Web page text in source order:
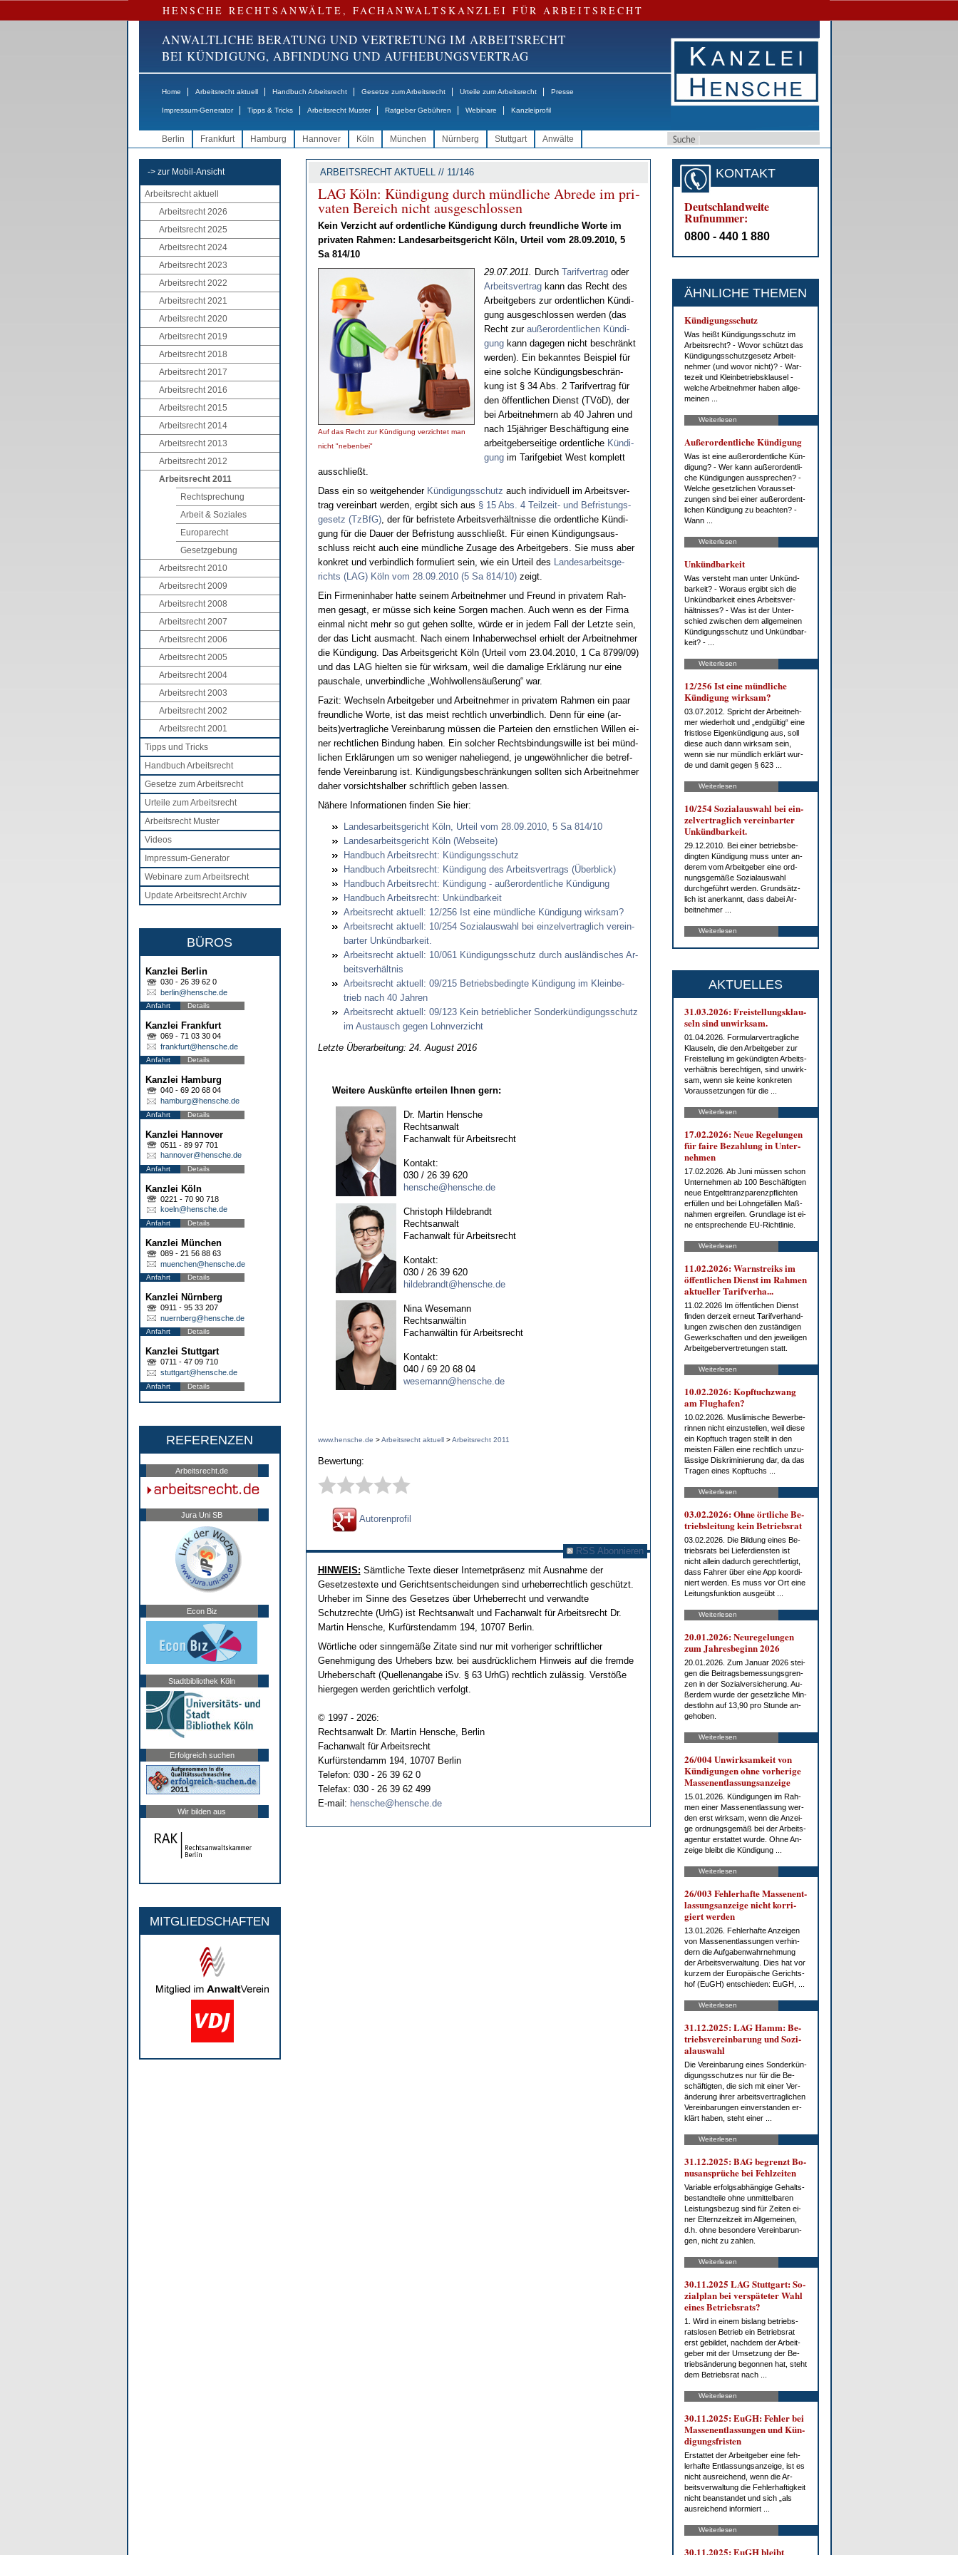
HENSCHE RECHTSANWÄLTE, FACHANWALTSKANZLEI FÜR ARBEITSRECHT
ANWALTLICHE BERATUNG UND VERTRETUNG IM ARBEITSRECHT
BEI KÜNDIGUNG, ABFINDUNG UND AUFHEBUNGSVERTRAG
Home Arbeitsrecht aktuell Handbuch Arbeitsrecht Gesetze zum Arbeitsrecht Urteile zum Arbeitsrecht Presse
Impressum-Generator Tipps & Tricks Arbeitsrecht Muster Ratgeber Gebühren Webinare Kanzleiprofil
Berlin Frankfurt Hamburg Hannover Köln München Nürnberg Stuttgart Anwälte
-> zur Mobil-Ansicht
Arbeitsrecht aktuell
Arbeitsrecht 2026
Arbeitsrecht 2025
Arbeitsrecht 2024
Arbeitsrecht 2023
Arbeitsrecht 2022
Arbeitsrecht 2021
Arbeitsrecht 2020
Arbeitsrecht 2019
Arbeitsrecht 2018
Arbeitsrecht 2017
Arbeitsrecht 2016
Arbeitsrecht 2015
Arbeitsrecht 2014
Arbeitsrecht 2013
Arbeitsrecht 2012
Arbeitsrecht 2011
Rechtsprechung
Arbeit & Soziales
Europarecht
Gesetzgebung
Arbeitsrecht 2010
Arbeitsrecht 2009
Arbeitsrecht 2008
Arbeitsrecht 2007
Arbeitsrecht 2006
Arbeitsrecht 2005
Arbeitsrecht 2004
Arbeitsrecht 2003
Arbeitsrecht 2002
Arbeitsrecht 2001
Tipps und Tricks
Handbuch Arbeitsrecht
Gesetze zum Arbeitsrecht
Urteile zum Arbeitsrecht
Arbeitsrecht Muster
Videos
Impressum-Generator
Webinare zum Arbeitsrecht
Update Arbeitsrecht Archiv
BÜROS
Kanzlei Berlin
030 - 26 39 62 0
berlin@hensche.de
Anfahrt Details
Kanzlei Frankfurt
069 - 71 03 30 04
frankfurt@hensche.de
Anfahrt Details
Kanzlei Hamburg
040 - 69 20 68 04
hamburg@hensche.de
Anfahrt Details
Kanzlei Hannover
0511 - 89 97 701
hannover@hensche.de
Anfahrt Details
Kanzlei Köln
0221 - 70 90 718
koeln@hensche.de
Anfahrt Details
Kanzlei München
089 - 21 56 88 63
muenchen@hensche.de
Anfahrt Details
Kanzlei Nürnberg
0911 - 95 33 207
nuernberg@hensche.de
Anfahrt Details
Kanzlei Stuttgart
0711 - 47 09 710
stuttgart@hensche.de
Anfahrt Details
REFERENZEN
Arbeitsrecht.de
Jura Uni SB
Econ Biz
Stadtbibliothek Köln
Erfolgreich suchen
Wir bilden aus
MITGLIEDSCHAFTEN
ARBEITSRECHT AKTUELL // 11/146
LAG Köln: Kün­di­gung durch münd­li­che Ab­re­de im pri­
va­ten Be­reich nicht aus­ge­schlos­sen
Kein Ver­zicht auf or­dent­li­che Kün­di­gung durch freund­li­che Wor­te im
pri­va­ten Rah­men: Lan­des­ar­beits­ge­richt Köln, Ur­teil vom 28.09.2010, 5
Sa 814/10
Auf das Recht zur Kün­di­gung ver­zich­tet man
nicht "ne­ben­bei"
29.07.2011. Durch Ta­rif­ver­tragoder
Ar­beits­ver­tragkann das Recht des
Ar­beit­ge­bers zur or­dent­li­chen Kün­di­
gung aus­ge­schlos­sen wer­den (das
Recht zur au­ßer­or­dent­li­chen Kün­di­
gungkann da­ge­gen nicht be­schränkt
wer­den). Ein be­kann­tes Bei­spiel für
ei­ne sol­che Kün­di­gungs­be­schrän­
kung ist § 34 Abs. 2 Ta­rif­ver­trag für
den öf­fent­li­chen Dienst (TVöD), der
bei Ar­beit­neh­mern ab 40 Jah­ren und
nach 15jähriger Be­schäf­ti­gung ei­ne
ar­beit­ge­ber­sei­ti­ge or­dent­li­che Kün­di­
gungim Ta­rif­ge­biet West kom­plett
aus­schließt.
Dass ein so weit­ge­hen­der Kün­di­gungs­schutz auch in­di­vi­du­ell im Ar­beits­ver­
trag ver­ein­bart wer­den, er­gibt sich aus § 15 Abs. 4 Teil­zeit- und Be­fris­tungs­
ge­setz (Tz­B­fG), der für be­fris­te­te Ar­beits­ver­hält­nis­se die or­dent­li­che Kün­di­
gung für die Dau­er der Be­fris­tung aus­schließt. Für ei­nen Kün­di­gungs­aus­
schluss reicht auch ei­ne münd­li­che Zu­sa­ge des Ar­beit­ge­bers. Sie muss aber
kon­kret und ver­bind­lich for­mu­liert sein, wie ein Ur­teil des Lan­des­ar­beits­ge­
richts (LAG) Köln vom 28.09.2010 (5 Sa 814/10)zeigt.
Ein Fir­men­in­ha­ber hat­te sei­nem Ar­beit­neh­mer und Freund in pri­va­tem Rah­
men ge­sagt, er müs­se sich kei­ne Sor­gen ma­chen. Auch wenn es der Fir­ma
ein­mal nicht mehr so gut ge­hen soll­te, wür­de er in je­dem Fall der Letz­te sein,
der das Licht aus­macht. Nach ei­nem In­ha­ber­wech­sel er­hielt der Ar­beit­neh­mer
die Kün­di­gung. Das Ar­beits­ge­richt Köln (Ur­teil vom 23.04.2010, 1 Ca 8799/09)
und das LAG hiel­ten sie für wirk­sam, weil die da­ma­li­ge Er­klä­rung nur ei­ne
pau­scha­le, un­ver­bind­li­che „Wohl­wol­lens­äu­ße­rung“ war.
Fa­zit: Wech­seln Ar­beit­ge­ber und Ar­beit­neh­mer in pri­va­tem Rah­men ein paar
freund­li­che Wor­te, ist das meist recht­lich un­ver­bind­lich. Denn für ei­ne (ar­
beits)ver­trag­li­che Ver­ein­ba­rung müs­sen die Par­tei­en den ernst­li­chen Wil­len ei­
ner recht­li­chen Bin­dung ha­ben. Ein sol­cher Rechts­bin­dungs­wil­le ist bei münd­
li­chen Er­klä­run­gen um so we­ni­ger na­he­lie­gend, je un­ge­wöhn­li­cher die be­tref­
fen­de Ver­ein­ba­rung ist. Kün­di­gungs­be­schrän­kun­gen soll­ten sich Ar­beit­neh­mer
da­her vor­sichts­hal­ber schrift­lich ge­ben las­sen.
Nä­he­re In­for­ma­tio­nen fin­den Sie hier:
Lan­des­ar­beits­ge­richt Köln, Ur­teil vom 28.09.2010, 5 Sa 814/10
Lan­des­ar­beits­ge­richt Köln (Web­sei­te)
Hand­buch Ar­beits­recht: Kün­di­gungs­schutz
Hand­buch Ar­beits­recht: Kün­di­gung des Ar­beits­ver­trags (Über­blick)
Hand­buch Ar­beits­recht: Kün­di­gung - au­ßer­or­dent­li­che Kün­di­gung
Hand­buch Ar­beits­recht: Un­künd­bar­keit
Ar­beits­recht ak­tu­ell: 12/256 Ist ei­ne münd­li­che Kün­di­gung wirk­sam?
Ar­beits­recht ak­tu­ell: 10/254 So­zi­al­aus­wahl bei ein­zel­ver­trag­lich ver­ein­
bar­ter Un­künd­bar­keit.
Ar­beits­recht ak­tu­ell: 10/061 Kün­di­gungs­schutz durch aus­län­di­sches Ar­
beits­ver­hält­nis
Ar­beits­recht ak­tu­ell: 09/215 Be­triebs­be­ding­te Kün­di­gung im Klein­be­
trieb nach 40 Jah­ren
Ar­beits­recht ak­tu­ell: 09/123 Kein be­trieb­li­cher Son­der­kün­di­gungs­schutz
im Aus­tausch ge­gen Lohn­ver­zicht
Letzte Überarbeitung: 24. August 2016
Weitere Auskünfte erteilen Ihnen gern:
Dr. Martin Hensche
Rechtsanwalt
Fachanwalt für Arbeitsrecht
Kontakt:
030 / 26 39 620
hensche@hensche.de
Christoph Hildebrandt
Rechtsanwalt
Fachanwalt für Arbeitsrecht
Kontakt:
030 / 26 39 620
hildebrandt@hensche.de
Nina Wesemann
Rechtsanwältin
Fachanwältin für Arbeitsrecht
Kontakt:
040 / 69 20 68 04
wesemann@hensche.de
www.hensche.de >Arbeitsrecht aktuell >Arbeitsrecht 2011
Bewertung:
Autorenprofil
RSS Abonnieren
HINWEIS: Sämtliche Texte dieser Internetpräsenz mit Ausnahme der
Gesetzestexte und Gerichtsentscheidungen sind urheberrechtlich geschützt.
Urheber im Sinne des Gesetzes über Urheberrecht und verwandte
Schutzrechte (UrhG) ist Rechtsanwalt und Fachanwalt für Arbeitsrecht Dr.
Martin Hensche, Kurfürstendamm 194, 10707 Berlin.
Wörtliche oder sinngemäße Zitate sind nur mit vorheriger schriftlicher
Genehmigung des Urhebers bzw. bei ausdrücklichem Hinweis auf die fremde
Urheberschaft (Quellenangabe iSv. § 63 UrhG) rechtlich zulässig. Verstöße
hiergegen werden gerichtlich verfolgt.
© 1997 - 2026:
Rechtsanwalt Dr. Martin Hensche, Berlin
Fachanwalt für Arbeitsrecht
Kurfürstendamm 194, 10707 Berlin
Telefon: 030 - 26 39 62 0
Telefax: 030 - 26 39 62 499
E-mail: hensche@hensche.de
KONTAKT
Deutschlandweite
Rufnummer:
0800 - 440 1 880
ÄHNLICHE THEMEN
Kün­di­gungs­schutz
Was heißt Kün­di­gungs­schutz im
Ar­beits­recht? - Wo­vor schützt das
Kün­di­gungs­schutz­ge­setz Ar­beit­
neh­mer (und wo­vor nicht)? - War­
te­zeit und Klein­be­triebs­klau­sel -
wel­che Ar­beit­neh­mer ha­ben all­ge­
mei­nen ...
Weiterlesen
Au­ßer­or­dent­li­che Kün­di­gung
Was ist ei­ne au­ßer­or­dent­li­che Kün­
di­gung? - Wer kann au­ßer­or­dent­li­
che Kün­di­gun­gen aus­spre­chen? -
Wel­che ge­setz­li­chen Vor­aus­set­
zun­gen sind bei ei­ner au­ßer­or­dent­
li­chen Kün­di­gung zu be­ach­ten? -
Wann ...
Weiterlesen
Un­künd­bar­keit
Was ver­steht man un­ter Un­künd­
bar­keit? - Wor­aus er­gibt sich die
Un­künd­bar­keit ei­nes Ar­beits­ver­
hält­nis­ses? - Was ist der Un­ter­
schied zwi­schen dem all­ge­mei­nen
Kün­di­gungs­schutz und Un­künd­bar­
keit? - ...
Weiterlesen
12/256 Ist ei­ne münd­li­che
Kün­di­gung wirk­sam?
03.07.2012. Spricht der Ar­beit­neh­
mer wie­der­holt und „end­gül­tig“ ei­ne
frist­lo­se Ei­gen­kün­di­gung aus, soll
die­se auch dann wirk­sam sein,
wenn sie nur münd­lich er­klärt wur­
de und da­mit ge­gen § 623 ...
Weiterlesen
10/254 So­zi­al­aus­wahl bei ein­
zel­ver­trag­lich ver­ein­bar­ter
Un­künd­bar­keit.
29.12.2010. Bei ei­ner be­triebs­be­
ding­ten Kün­di­gung muss un­ter an­
de­rem vom Ar­beit­ge­ber ei­ne ord­
nungs­ge­mä­ße So­zi­al­aus­wahl
durch­ge­führt wer­den. Grund­sätz­
lich ist an­er­kannt, dass da­bei Ar­
beit­neh­mer ...
Weiterlesen
AKTUELLES
31.03.2026: Frei­stel­lungs­klau­
seln sind un­wirk­sam.
01.04.2026. For­mu­lar­ver­trag­li­che
Klau­seln, die den Ar­beit­ge­ber zur
Frei­stel­lung im ge­kün­dig­ten Ar­beits­
ver­hält­nis be­rech­ti­gen, sind un­wirk­
sam, wenn sie kei­ne kon­kre­ten
Vor­aus­set­zun­gen für die ...
Weiterlesen
17.02.2026: Neue Re­ge­lun­gen
für fai­re Be­zah­lung in Un­ter­
neh­men
17.02.2026. Ab Ju­ni müs­sen schon
Un­ter­neh­men ab 100 Be­schäf­tig­ten
neue Ent­gelt­tranz­pa­renz­pflich­ten
er­fül­len und bei Lohn­ge­fäl­len Maß­
nah­men er­grei­fen. Grund­la­ge ist ei­
ne ent­spre­chen­de EU-Richt­li­nie.
Weiterlesen
11.02.2026: Warn­streiks im
öf­fent­li­chen Dienst im Rah­men
ak­tu­el­ler Ta­rif­ver­ha...
11.02.2026 Im öf­fent­li­chen Dienst
fin­den der­zeit er­neut Ta­rif­ver­hand­
lun­gen zwi­schen den zu­stän­di­gen
Ge­werk­schaf­ten und den je­wei­li­gen
Ar­beit­ge­ber­ver­tre­tun­gen statt.
Weiterlesen
10.02.2026: Kopf­tuch­zwang
am Flug­ha­fen?
10.02.2026. Mus­li­mi­sche Be­wer­be­
rin­nen nicht ein­zu­stel­len, weil die­se
ein Kopf­tuch tra­gen stellt in den
meis­ten Fäl­len ei­ne recht­lich un­zu­
läs­si­ge Dis­kri­mi­nie­rung dar, da das
Tra­gen ei­nes Kopf­tuchs ...
Weiterlesen
03.02.2026: Oh­ne ört­li­che Be­
triebs­lei­tung kein Be­triebs­rat
03.02.2026. Die Bil­dung ei­nes Be­
triebs­rats bei Lie­fer­diens­ten ist
nicht al­lein da­durch ge­recht­fer­tigt,
dass Fah­rer über ei­ne App ko­or­di­
niert wer­den. Es muss vor Ort ei­ne
Lei­tungs­funk­ti­on aus­ge­übt ...
Weiterlesen
20.01.2026: Neu­re­ge­lun­gen
zum Jah­res­be­ginn 2026
20.01.2026. Zum Ja­nu­ar 2026 stei­
gen die Bei­trags­be­mes­sungs­gren­
zen in der So­zi­al­ver­si­che­rung. Au­
ßer­dem wur­de der ge­setz­li­che Min­
dest­lohn auf 13,90 pro St­un­de an­
ge­ho­ben.
Weiterlesen
26/004 Un­wirk­sam­keit von
Kün­di­gun­gen oh­ne vor­he­ri­ge
Mas­sen­ent­las­sungs­an­zei­ge
15.01.2026. Kün­di­gun­gen im Rah­
men ei­ner Mas­sen­ent­las­sung wer­
den erst wirk­sam, wenn die An­zei­
ge ord­nungs­ge­mäß bei der Ar­beits­
agen­tur er­stat­tet wur­de. Oh­ne An­
zei­ge bleibt die Kün­di­gung ...
Weiterlesen
26/003 Feh­ler­haf­te Mas­sen­ent­
las­sungs­an­zei­ge nicht kor­ri­
giert wer­den
13.01.2026. Feh­ler­haf­te An­zei­gen
von Mas­sen­ent­las­sun­gen ver­hin­
dern die Auf­ga­ben­wahr­neh­mung
der Ar­beits­ver­wal­tung. Dies hat vor
kur­zem der Eu­ro­päi­sche Ge­richts­
hof (EuGH) ent­schie­den: EuGH, ...
Weiterlesen
31.12.2025: LAG Hamm: Be­
triebs­ver­ein­ba­rung und So­zi­
al­aus­wahl
Die Ver­ein­ba­rung ei­nes Son­der­kün­
di­gungs­schut­zes nur für die Be­
schäf­tig­ten, die sich mit ei­ner Ver­
än­de­rung ih­rer ar­beits­ver­trag­li­chen
Ver­ein­ba­run­gen ein­ver­stan­den er­
klärt ha­ben, steht ei­ner ...
Weiterlesen
31.12.2025: BAG be­grenzt Bo­
nus­an­sprü­che bei Fehl­zei­ten
Va­ria­ble er­folgs­ab­hän­gi­ge Ge­halts­
be­stand­tei­le oh­ne un­mit­tel­ba­ren
Leis­tungs­be­zug sind für Zei­ten ei­
ner El­tern­zeit­zeit im All­ge­mei­nen,
d.h. oh­ne be­son­de­re Ver­ein­ba­run­
gen, nicht zu zah­len.
Weiterlesen
30.11.2025 LAG Stutt­gart: So­
zi­al­plan bei ver­spä­te­ter Wahl
ei­nes Be­triebs­rats?
1. Wird in ei­nem bis­lang be­triebs­
rats­lo­sen Be­trieb ein Be­triebs­rat
erst ge­bil­det, nach­dem der Ar­beit­
ge­ber mit der Um­set­zung der Be­
trieb­s­än­de­rung be­gon­nen hat, steht
dem Be­triebs­rat nach ...
Weiterlesen
30.11.2025: EuGH: Feh­ler bei
Mas­sen­ent­las­sun­gen und Kün­
di­gungs­fris­ten
Er­stat­tet der Ar­beit­ge­ber ei­ne feh­
ler­haf­te Ent­las­sungs­an­zei­ge, ist es
nicht aus­rei­chend, wenn die Ar­
beits­ver­wal­tung die Feh­ler­haf­tig­keit
nicht be­an­stan­det und sich „als
aus­rei­chend in­for­miert ...
Weiterlesen
30.11.2025: EuGH bleibt